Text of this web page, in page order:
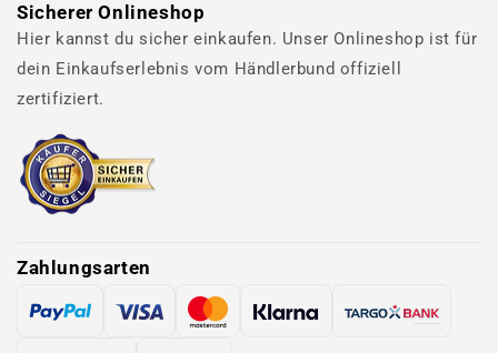
Sicherer Onlineshop
Hier kannst du sicher einkaufen. Unser Onlineshop ist für
dein Einkaufserlebnis vom Händlerbund offiziell
zertifiziert.
Zahlungsarten